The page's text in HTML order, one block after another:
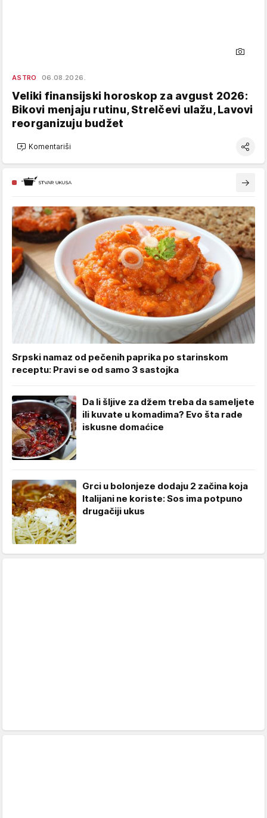
ASTRO 06.08.2026.
Veliki finansijski horoskop za avgust 2026:
Bikovi menjaju rutinu, Strelčevi ulažu, Lavovi
reorganizuju budžet
Komentariši
Srpski namaz od pečenih paprika po starinskom
receptu: Pravi se od samo 3 sastojka
Da li šljive za džem treba da sameljete
ili kuvate u komadima? Evo šta rade
iskusne domaćice
Grci u bolonjeze dodaju 2 začina koja
Italijani ne koriste: Sos ima potpuno
drugačiji ukus